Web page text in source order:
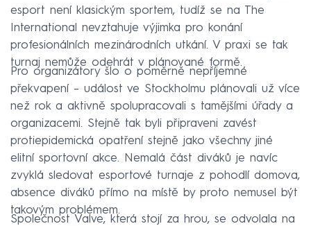
esport není klasickým sportem, tudíž se na The
International nevztahuje výjimka pro konání
profesionálních mezinárodních utkání. V praxi se tak
turnaj nemůže odehrát v plánované formě.
Pro organizátory šlo o poměrně nepříjemné
překvapení – událost ve Stockholmu plánovali už více
než rok a aktivně spolupracovali s tamějšími úřady a
organizacemi. Stejně tak byli připraveni zavést
protiepidemická opatření stejně jako všechny jiné
elitní sportovní akce. Nemalá část diváků je navíc
zvyklá sledovat esportové turnaje z pohodlí domova,
absence diváků přímo na místě by proto nemusel být
takovým problémem.
Společnost Valve, která stojí za hrou, se odvolala na